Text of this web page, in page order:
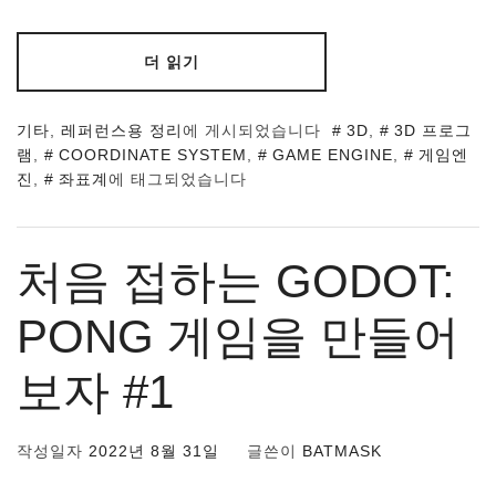
더 읽기
기타 레퍼런스용 정리에 게시되었습니다 3D
3D 프로그
램
COORDINATE SYSTEM GAME ENGINE
게임엔
진
좌표계에 태그되었습니다
처음 접하는 GODOT:
PONG 게임을 만들어
보자 #1
작성일자 2022년 8월 31일 글쓴이 BATMASK